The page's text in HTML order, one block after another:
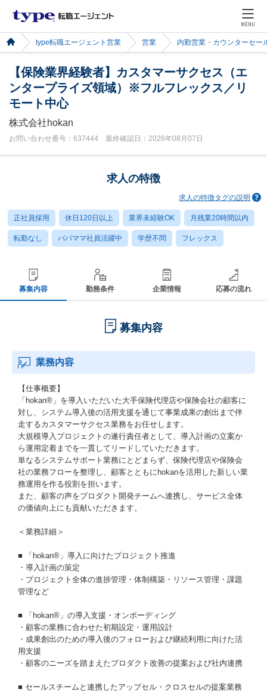
MENU
type転職エージェント営業 営業 内勤営業・カウンターセー
【保険業界経験者】カスタマーサクセス（エ
ンタープライズ領域）※フルフレックス／リ
モート中心
株式会社hokan
お問い合わせ番号：637444 最終確認日：2026年08月07日
求人の特徴
求人の特徴タグの説明
正社員採用 休日120日以上 業界未経験OK 月残業20時間以内
転勤なし パパママ社員活躍中 学歴不問 フレックス
募集内容 勤務条件 企業情報 応募の流れ
募集内容
業務内容
【仕事概要】
「hokan®️」を導入いただいた大手保険代理店や保険会社の顧客に
対し、システム導入後の活用支援を通じて事業成果の創出まで伴
走するカスタマーサクセス業務をお任せします。
大規模導入プロジェクトの遂行責任者として、導入計画の立案か
ら運用定着までを一貫してリードしていただきます。
単なるシステムサポート業務にとどまらず、保険代理店や保険会
社の業務フローを整理し、顧客とともにhokanを活用した新しい業
務運用を作る役割を担います。
また、顧客の声をプロダクト開発チームへ連携し、サービス全体
の価値向上にも貢献いただきます。
＜業務詳細＞
■ 「hokan®︎」導入に向けたプロジェクト推進
・導入計画の策定
・プロジェクト全体の進捗管理・体制構築・リソース管理・課題
管理など
■ 「hokan®︎」の導入支援・オンボーディング
・顧客の業務に合わせた初期設定・運用設計
・成果創出のための導入後のフォローおよび継続利用に向けた活
用支援
・顧客のニーズを踏まえたプロダクト改善の提案および社内連携
■ セールスチームと連携したアップセル・クロスセルの提案業務